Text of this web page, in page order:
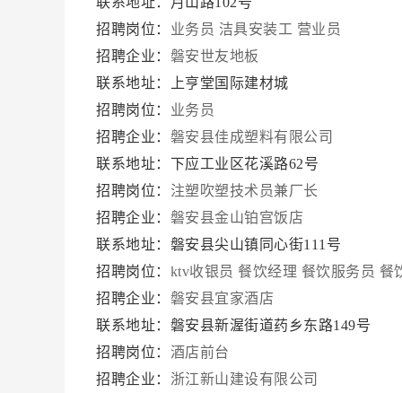
招聘岗位： 业务员 洁具安装工 营业员
招聘企业： 磐安世友地板
联系地址：上亨堂国际建材城
招聘岗位： 业务员
招聘企业： 磐安县佳成塑料有限公司
联系地址：下应工业区花溪路62号
招聘岗位： 注塑吹塑技术员兼厂长
招聘企业： 磐安县金山铂宫饭店
联系地址：磐安县尖山镇同心街111号
招聘岗位： ktv收银员 餐饮经理 餐饮服务员 餐
招聘企业： 磐安县宜家酒店
联系地址：磐安县新渥街道药乡东路149号
招聘岗位： 酒店前台
招聘企业： 浙江新山建设有限公司